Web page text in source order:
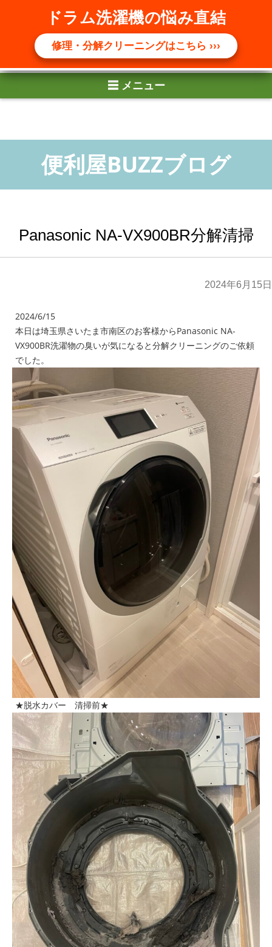
☰ メニュー
ドラム洗濯機の悩み直結
修理・分解クリーニングはこちら ›››
Panasonic NA-VX900BR分解清掃
2024年6月15日
2024/6/15
本日は埼玉県さいたま市南区のお客様からPanasonic NA-
VX900BR洗濯物の臭いが気になると分解クリーニングのご依頼
でした。
★脱水カバー 清掃前★